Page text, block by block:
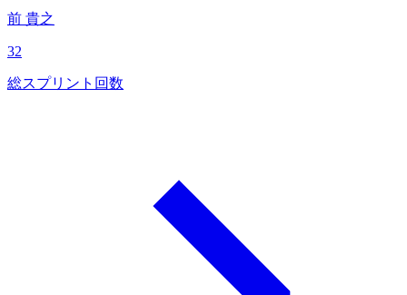
前 貴之
32
総スプリント回数